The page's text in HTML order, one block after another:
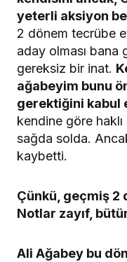
yeterli aksiyon
2 dönem tecrübe
aday olması bana
gereksiz bir inat.
ağabeyim bunu
gerektiğini kabul
kendine göre
sağda solda.
kaybetti.
Çünkü, geçmiş 2
Notlar zayıf,
Ali Ağabey bu